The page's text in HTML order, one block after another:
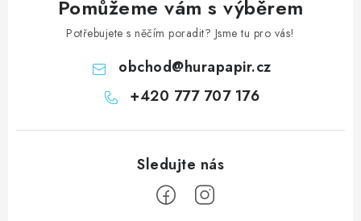
Pomůžeme vám s výběrem
Potřebujete s něčím poradit? Jsme tu pro vás!
obchod@hurapapir.cz
+420 777 707 176